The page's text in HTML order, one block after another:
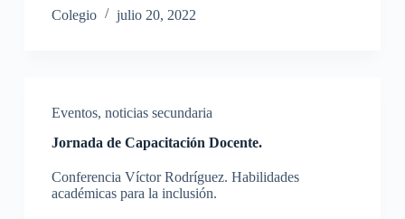
Colegio julio 20, 2022
Eventos, noticias secundaria
Jornada de Capacitación Docente.
Conferencia Víctor Rodríguez. Habilidades
académicas para la inclusión.